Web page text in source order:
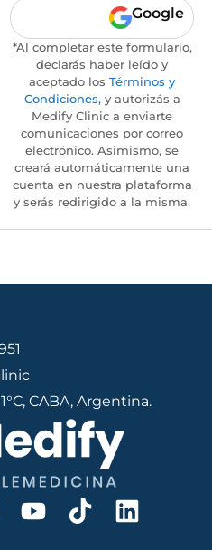
Google
*Al completar este formulario,
declarás haber leído y
aceptado los Términos y
Condiciones, y autorizás a
Medify Clinic a enviarte
comunicaciones por correo
electrónico. Asimismo, se
creará automáticamente una
cuenta en nuestra plataforma
y serás redirigido a la misma.
CABA, Argentina.